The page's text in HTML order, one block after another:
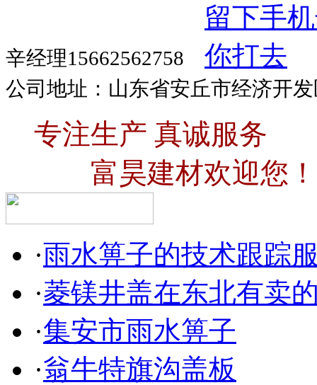
辛经理15662562758
公司地址：山东省安丘市经济开
专注生产 真诚服务
富昊建材欢迎您！
·雨水箅子的技术跟踪
·菱镁井盖在东北有卖
·集安市雨水箅子
·翁牛特旗沟盖板